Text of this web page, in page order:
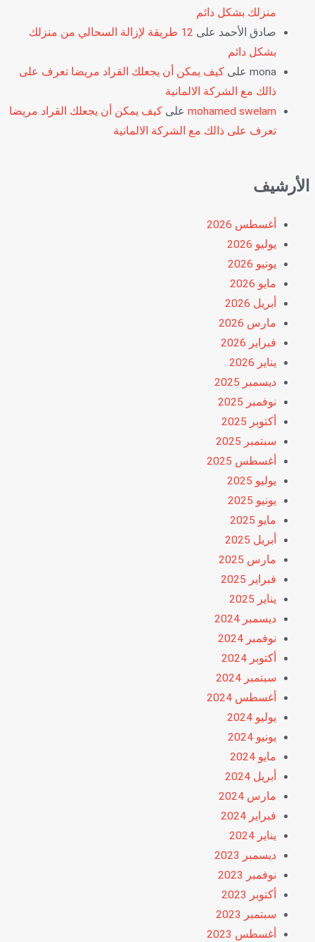
منزلك بشكل دائم
صادق الأحمد على
12 طريقة لإزالة السحالي من منزلك
بشكل دائم
monaعلى كيف يمكن أن يجعلك القراد مريضا تعرف على
ذالك مع الشركة الالمانية
mohamed swelamعلى كيف يمكن أن يجعلك القراد مريضا
تعرف على ذالك مع الشركة الالمانية
الأرشيف
أغسطس 2026
يوليو 2026
يونيو 2026
مايو 2026
أبريل 2026
مارس 2026
فبراير 2026
يناير 2026
ديسمبر 2025
نوفمبر 2025
أكتوبر 2025
سبتمبر 2025
أغسطس 2025
يوليو 2025
يونيو 2025
مايو 2025
أبريل 2025
مارس 2025
فبراير 2025
يناير 2025
ديسمبر 2024
نوفمبر 2024
أكتوبر 2024
سبتمبر 2024
أغسطس 2024
يوليو 2024
يونيو 2024
مايو 2024
أبريل 2024
مارس 2024
فبراير 2024
يناير 2024
ديسمبر 2023
نوفمبر 2023
أكتوبر 2023
سبتمبر 2023
أغسطس 2023